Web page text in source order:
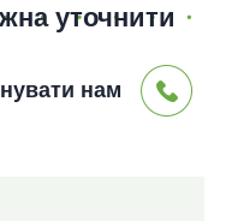
уточнити
нам